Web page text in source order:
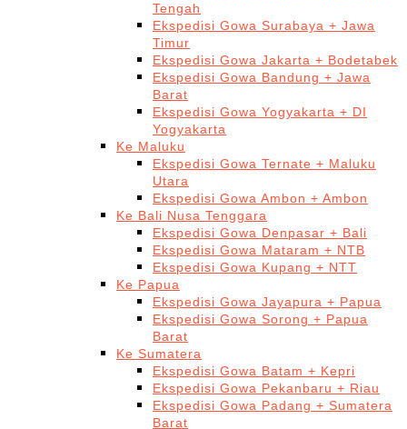
Tengah
Ekspedisi Gowa Surabaya + Jawa
Timur
Ekspedisi Gowa Jakarta + Bodetabek
Ekspedisi Gowa Bandung + Jawa
Barat
Ekspedisi Gowa Yogyakarta + DI
Yogyakarta
Ke Maluku
Ekspedisi Gowa Ternate + Maluku
Utara
Ekspedisi Gowa Ambon + Ambon
Ke Bali Nusa Tenggara
Ekspedisi Gowa Denpasar + Bali
Ekspedisi Gowa Mataram + NTB
Ekspedisi Gowa Kupang + NTT
Ke Papua
Ekspedisi Gowa Jayapura + Papua
Ekspedisi Gowa Sorong + Papua
Barat
Ke Sumatera
Ekspedisi Gowa Batam + Kepri
Ekspedisi Gowa Pekanbaru + Riau
Ekspedisi Gowa Padang + Sumatera
Barat